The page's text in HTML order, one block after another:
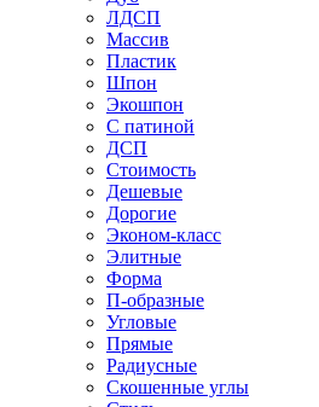
ЛДСП
Массив
Пластик
Шпон
Экошпон
С патиной
ДСП
Стоимость
Дешевые
Дорогие
Эконом-класс
Элитные
Форма
П-образные
Угловые
Прямые
Радиусные
Скошенные углы